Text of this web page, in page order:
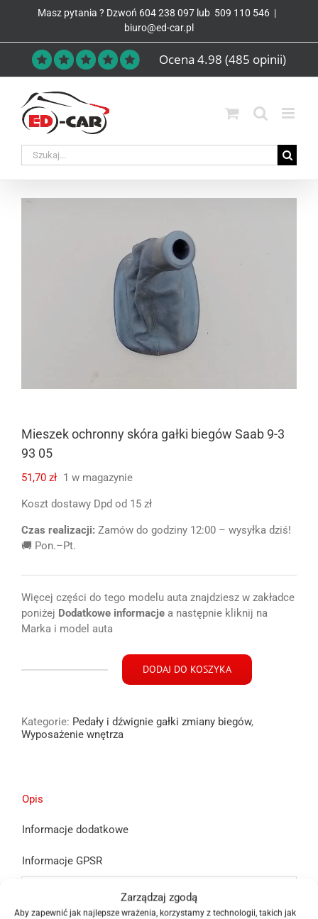
Zarządzaj zgodą
Aby zapewnić jak najlepsze wrażenia, korzystamy z technologii, takich jak
Masz pytania ? Dzwoń 604 238 097 lub 509 110 546 |
biuro@ed-car.pl
Ocena 4.98 (485 opinii)
Mieszek ochronny skóra gałki biegów Saab 9-3
93 05
51,70 zł 1 w magazynie
Koszt dostawy Dpd od 15 zł
Czas realizacji: Zamów do godziny 12:00 – wysyłka dziś!
🚚 Pon.–Pt.
Więcej części do tego modelu auta znajdziesz w zakładce
poniżej Dodatkowe informacje a następnie kliknij na
Marka i model auta
skóra
gałki
05
DODAJ DO KOSZYKA
Kategorie: Pedały i dźwignie gałki zmiany biegów,
Wyposażenie wnętrza
Opis
Informacje dodatkowe
Informacje GPSR
Mieszek na gałkę zmiany biegów Saab 9-3 93 model
po 2002 roku widoczny na zdjęciu